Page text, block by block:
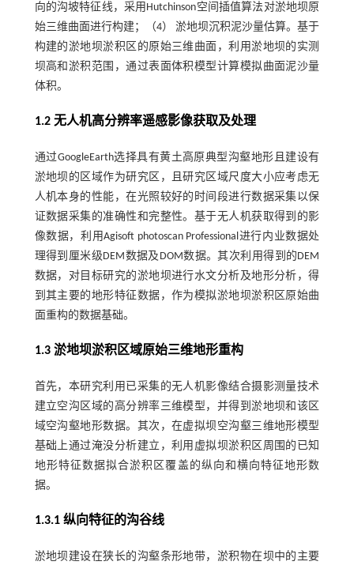
向的沟坡特征线，采用Hutchinson空间插值算法对淤地坝原
始三维曲面进行构建；（4） 淤地坝沉积泥沙量估算。基于
构建的淤地坝淤积区的原始三维曲面，利用淤地坝的实测
坝高和淤积范围，通过表面体积模型计算模拟曲面泥沙量
体积。
1.2 无人机高分辨率遥感影像获取及处理
通过GoogleEarth选择具有黄土高原典型沟壑地形且建设有
淤地坝的区域作为研究区，且研究区域尺度大小应考虑无
人机本身的性能，在光照较好的时间段进行数据采集以保
证数据采集的准确性和完整性。基于无人机获取得到的影
像数据，利用Agisoft photoscan Professional进行内业数据处
理得到厘米级DEM数据及DOM数据。其次利用得到的DEM
数据，对目标研究的淤地坝进行水文分析及地形分析，得
到其主要的地形特征数据，作为模拟淤地坝淤积区原始曲
面重构的数据基础。
1.3 淤地坝淤积区域原始三维地形重构
首先，本研究利用已采集的无人机影像结合摄影测量技术
建立空沟区域的高分辨率三维模型，并得到淤地坝和该区
域空沟壑地形数据。其次，在虚拟坝空沟壑三维地形模型
基础上通过淹没分析建立，利用虚拟坝淤积区周围的已知
地形特征数据拟合淤积区覆盖的纵向和横向特征地形数
据。
1.3.1 纵向特征的沟谷线
淤地坝建设在狭长的沟壑条形地带，淤积物在坝中的主要